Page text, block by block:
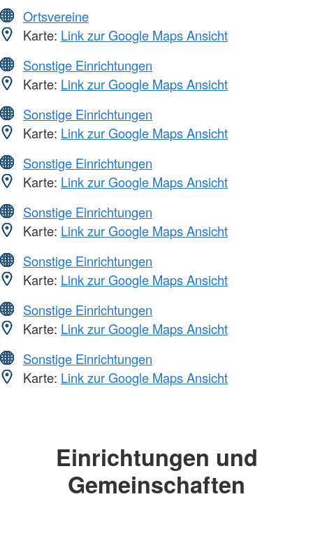
Ortsvereine
Karte: Link zur Google Maps Ansicht
Sonstige Einrichtungen
Karte: Link zur Google Maps Ansicht
Sonstige Einrichtungen
Karte: Link zur Google Maps Ansicht
Sonstige Einrichtungen
Karte: Link zur Google Maps Ansicht
Sonstige Einrichtungen
Karte: Link zur Google Maps Ansicht
Sonstige Einrichtungen
Karte: Link zur Google Maps Ansicht
Sonstige Einrichtungen
Karte: Link zur Google Maps Ansicht
Sonstige Einrichtungen
Karte: Link zur Google Maps Ansicht
Einrichtungen und
Gemeinschaften